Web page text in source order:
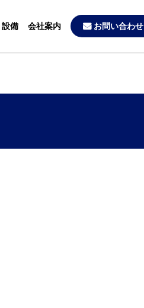
設備 会社案内 お問い合わせ